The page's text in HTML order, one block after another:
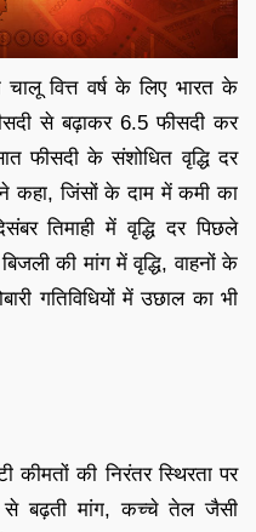
वित्त वर्ष के लिए भारत के
से बढ़ाकर 6.5 फीसदी कर
फीसदी के संशोधित वृद्धि दर
कहा, जिंसों के दाम में कमी का
तिमाही में वृद्धि दर पिछले
की मांग में वृद्धि, वाहनों के
गतिविधियों में उछाल का भी
कीमतों की निरंतर स्थिरता पर
से बढ़ती मांग, कच्चे तेल जैसी